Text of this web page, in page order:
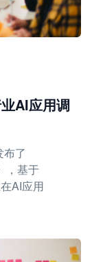
AI应用调
了
，基于
AI应用